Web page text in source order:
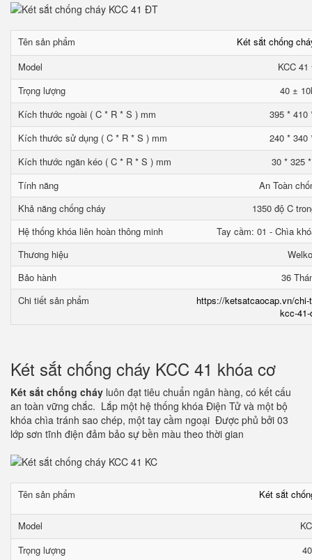
Tên sản phẩm
Két sắt chống
Model
KCC
Trọng lượng
40 ±
Kích thước ngoài ( C * R * S ) mm
395 * 410
Kích thước sử dụng ( C * R * S ) mm
240 * 340
Kích thước ngăn kéo ( C * R * S ) mm
30 * 325
Tính năng
An Toàn
Khả năng chống cháy
1350 độ C
Hệ thống khóa liên hoàn thông minh
Tay cầm: 01 - Chìa
Thương hiệu
Welko
Bảo hành
36
Chi tiết sản phẩm
https://ketsatcaocap.vn/
kcc-
Két sắt chống cháy KCC 41 khóa cơ
Két sắt chống cháy luôn đạt tiêu chuẩn ngân hàng, có kết cấu
an toàn vững chắc. Lắp một hệ thống khóa Điện Tử và một bộ
khóa chìa tránh sao chép, một tay cầm ngoại Được phủ bởi 03
lớp sơn tĩnh điện đảm bảo sự bền màu theo thời gian
Tên sản phẩm Két sắt
Model
Trọng lượng